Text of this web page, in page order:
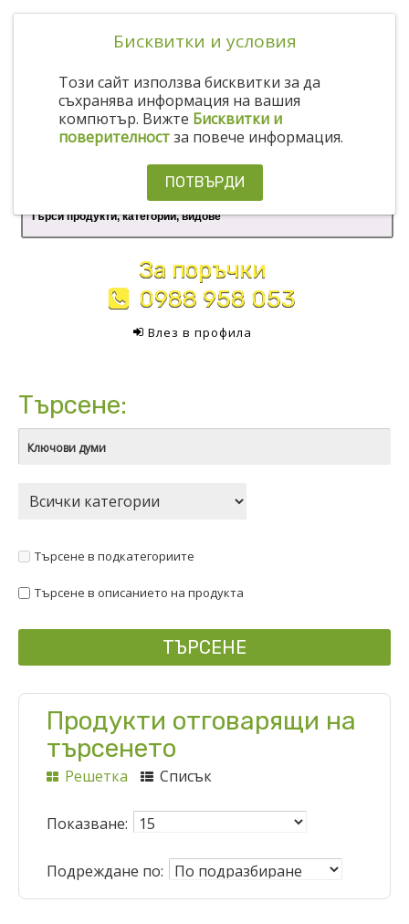
Бисквитки и условия
Този сайт използва бисквитки за да
съхранява информация на вашия
компютър. Вижте Бисквитки и
поверителностза повече информация.
ПОТВЪРДИ
За поръчки
0988 958 053
Влез в профила
Търсене:
Търсене в подкатегориите
Търсене в описанието на продукта
Продукти отговарящи на
търсенето
Решетка Списък
Показване:
Подреждане по: